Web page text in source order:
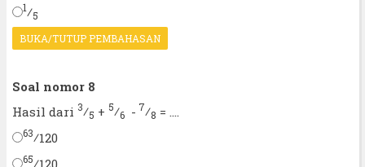
1⁄5
BUKA/TUTUP PEMBAHASAN
Soal nomor 8
Hasil dari 3⁄5 + 5⁄6 - 7⁄8 = ....
63⁄120
65⁄120